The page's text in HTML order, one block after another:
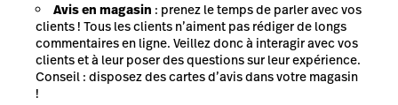
Avis en magasin : prenez le temps de parler avec vos
clients ! Tous les clients n’aiment pas rédiger de longs
commentaires en ligne. Veillez donc à interagir avec vos
clients et à leur poser des questions sur leur expérience.
Conseil : disposez des cartes d’avis dans votre magasin
!